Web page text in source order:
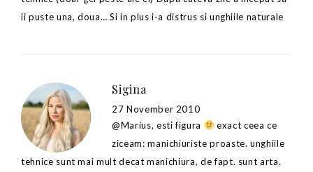
ii puste una, doua… Si in plus i-a distrus si unghiile naturale
Sigina
27 November 2010
@Marius, esti figura
exact ceea ce
ziceam: manichiuriste proaste. unghiile
tehnice sunt mai mult decat manichiura, de fapt. sunt arta.